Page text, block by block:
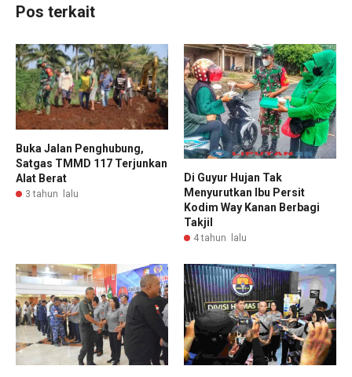
Pos terkait
Buka Jalan Penghubung,
Satgas TMMD 117 Terjunkan
Alat Berat
3 tahun lalu
Di Guyur Hujan Tak
Menyurutkan Ibu Persit
Kodim Way Kanan Berbagi
Takjil
4 tahun lalu